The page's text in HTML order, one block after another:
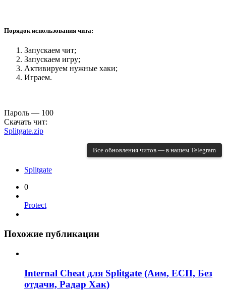
Порядок использования чита:
Запускаем чит;
Запускаем игру;
Активируем нужные хаки;
Играем.
Пароль — 100
Скачать чит:
Splitgate.zip
Все обновления читов — в нашем Telegram
Splitgate
0
Protect
Похожие публикации
Internal Cheat для Splitgate (Аим, ЕСП, Без
отдачи, Радар Хак)